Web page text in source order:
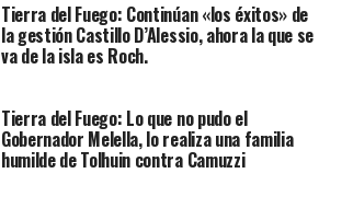
Tierra del Fuego: Continúan «los éxitos» de
la gestión Castillo D’Alessio, ahora la que se
va de la isla es Roch.
Tierra del Fuego: Lo que no pudo el
Gobernador Melella, lo realiza una familia
humilde de Tolhuin contra Camuzzi